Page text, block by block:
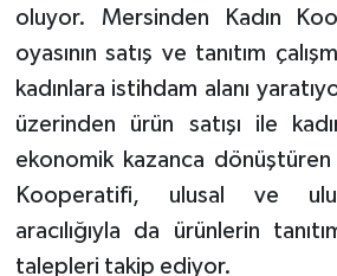
oluyor. Mersinden Kadın
oyasının satış ve tanıtım
kadınlara istihdam alanı
üzerinden ürün satışı ile
ekonomik kazanca dönüştüren
Kooperatifi, ulusal ve
aracılığıyla da ürünlerin
talepleri takip ediyor.